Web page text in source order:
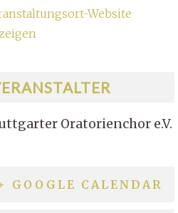
Website
Oratorienchor e.V.
GOOGLE CALENDAR